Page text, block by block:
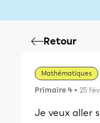
Retour
Mathématiques
Primaire 4 • 25
Je veux aller